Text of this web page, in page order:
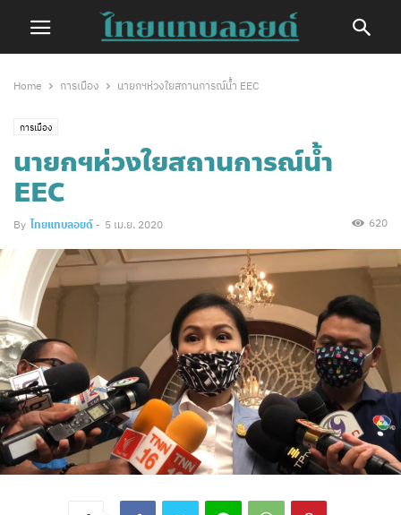
Home การเมือง นายกฯห่วงใยสถานการณ์น้ำ EEC
การเมือง
นายกฯห่วงใยสถานการณ์น้ำ
EEC
By ไทยแทบลอยด์ - 5 เม.ย. 2020 620